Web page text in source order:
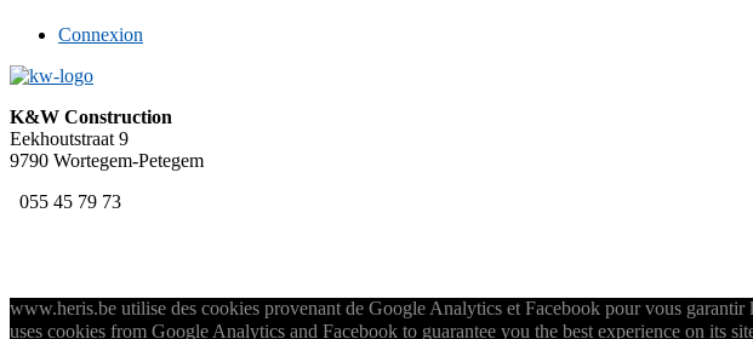
Connexion
K&W Construction
Eekhoutstraat 9
9790 Wortegem-Petegem
055 45 79 73
www.heris.be utilise des cookies provenant de Google Analytics et Facebook pour vous
uses cookies from Google Analytics and Facebook to guarantee you the best experience on its